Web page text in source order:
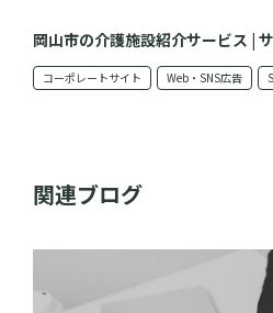
岡山市の介護施設紹介サービス |
コーポレートサイト Web・SNS広告
関連ブログ